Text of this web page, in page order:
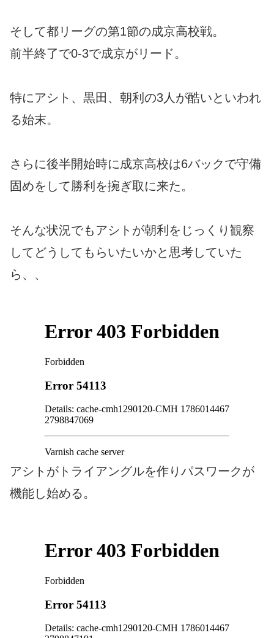
そして都リーグの第1節の成京高校戦。
前半終了で0-3で成京がリード。
特にアシト、黒田、朝利の3人が酷いといわれ
る始末。
さらに後半開始時に成京高校は6バックで守備
固めをして勝利を捥ぎ取に来た。
そんな状況でもアシトが朝利をじっくり観察
してどうしてもらいたいかと思考していた
ら、、
アシトがトライアングルを作りパスワークが
機能し始める。